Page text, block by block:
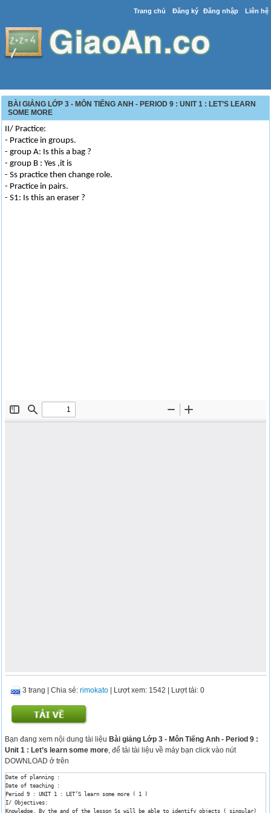
Trang chủ Đăng ký Đăng nhập Liên hệ
BÀI GIẢNG LỚP 3 - MÔN TIẾNG ANH - PERIOD 9 : UNIT 1 : LET’S LEARN
SOME MORE
II/ Practice:
- Practice in groups.
- group A: Is this a bag ?
- group B : Yes ,it is
- Ss practice then change role.
- Practice in pairs.
- S1: Is this an eraser ?
3 trang |Chia sẻ:rimokato | Lượt xem: 1542 | Lượt tải: 0
Bạn đang xem nội dung tài liệuBài giảng Lớp 3 - Môn Tiếng Anh - Period 9 :
Unit 1 : Let’s learn some more , để tải tài liệu về máy bạn click vào nút
DOWNLOAD ở trên
Date of planning :
Date of teaching :
Period 9 : UNIT 1 : LET’S learn some more ( 1 )
I/ Objectives:
Knowledge. By the and of the lesson Ss will be able to identify objects ( singular)